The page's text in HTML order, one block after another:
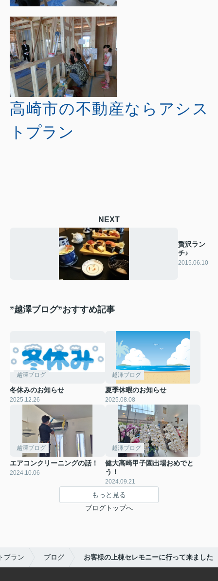
高崎市の不動産ならアシス
トプラン
NEXT
贅沢ラン
チ♪
2015.06.10
”越澤ブログ”おすすめ記事
越澤ブログ
冬休みのお知らせ
2025.12.26
越澤ブログ
夏季休暇のお知らせ
2025.08.08
越澤ブログ
エアコンクリーニングの話！
2024.10.06
越澤ブログ
健大高崎甲子園出場おめでと
う！
2024.09.21
もっと見る
ブログトップへ
プラン ブログ お客様の上棟セレモニーに行って来ました